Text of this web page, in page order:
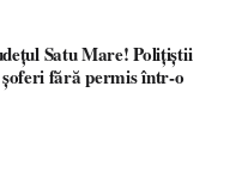
Satu Mare! Polițiștii
șoferi fără permis într-o